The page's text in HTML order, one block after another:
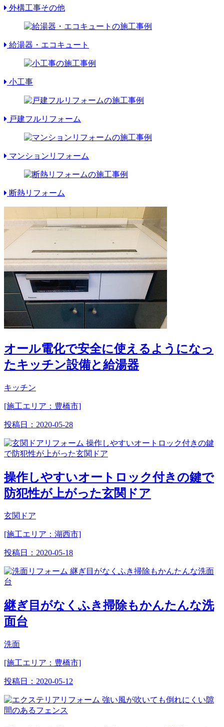
外構工事その他
給湯器・エコキュート
小工事
戸建フルリフォーム
マンションリフォーム
断熱リフォーム
オール電化で安全に使えるようになっ
たキッチン設備と給湯器
キッチン
[施工エリア：豊橋市]
投稿日： 2020-05-28
操作しやすいオートロック付きの鍵で
防犯性が上がった玄関ドア
玄関ドア
[施工エリア：湖西市]
投稿日： 2020-05-18
継ぎ目がなくふき掃除もかんたんな洗
面台
洗面
[施工エリア：豊橋市]
投稿日： 2020-05-12